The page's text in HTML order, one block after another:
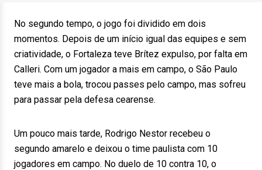
No segundo tempo, o jogo foi dividido em dois
momentos. Depois de um início igual das equipes e sem
criatividade, o Fortaleza teve Brítez expulso, por falta em
Calleri. Com um jogador a mais em campo, o São Paulo
teve mais a bola, trocou passes pelo campo, mas sofreu
para passar pela defesa cearense.
Um pouco mais tarde, Rodrigo Nestor recebeu o
segundo amarelo e deixou o time paulista com 10
jogadores em campo. No duelo de 10 contra 10, o